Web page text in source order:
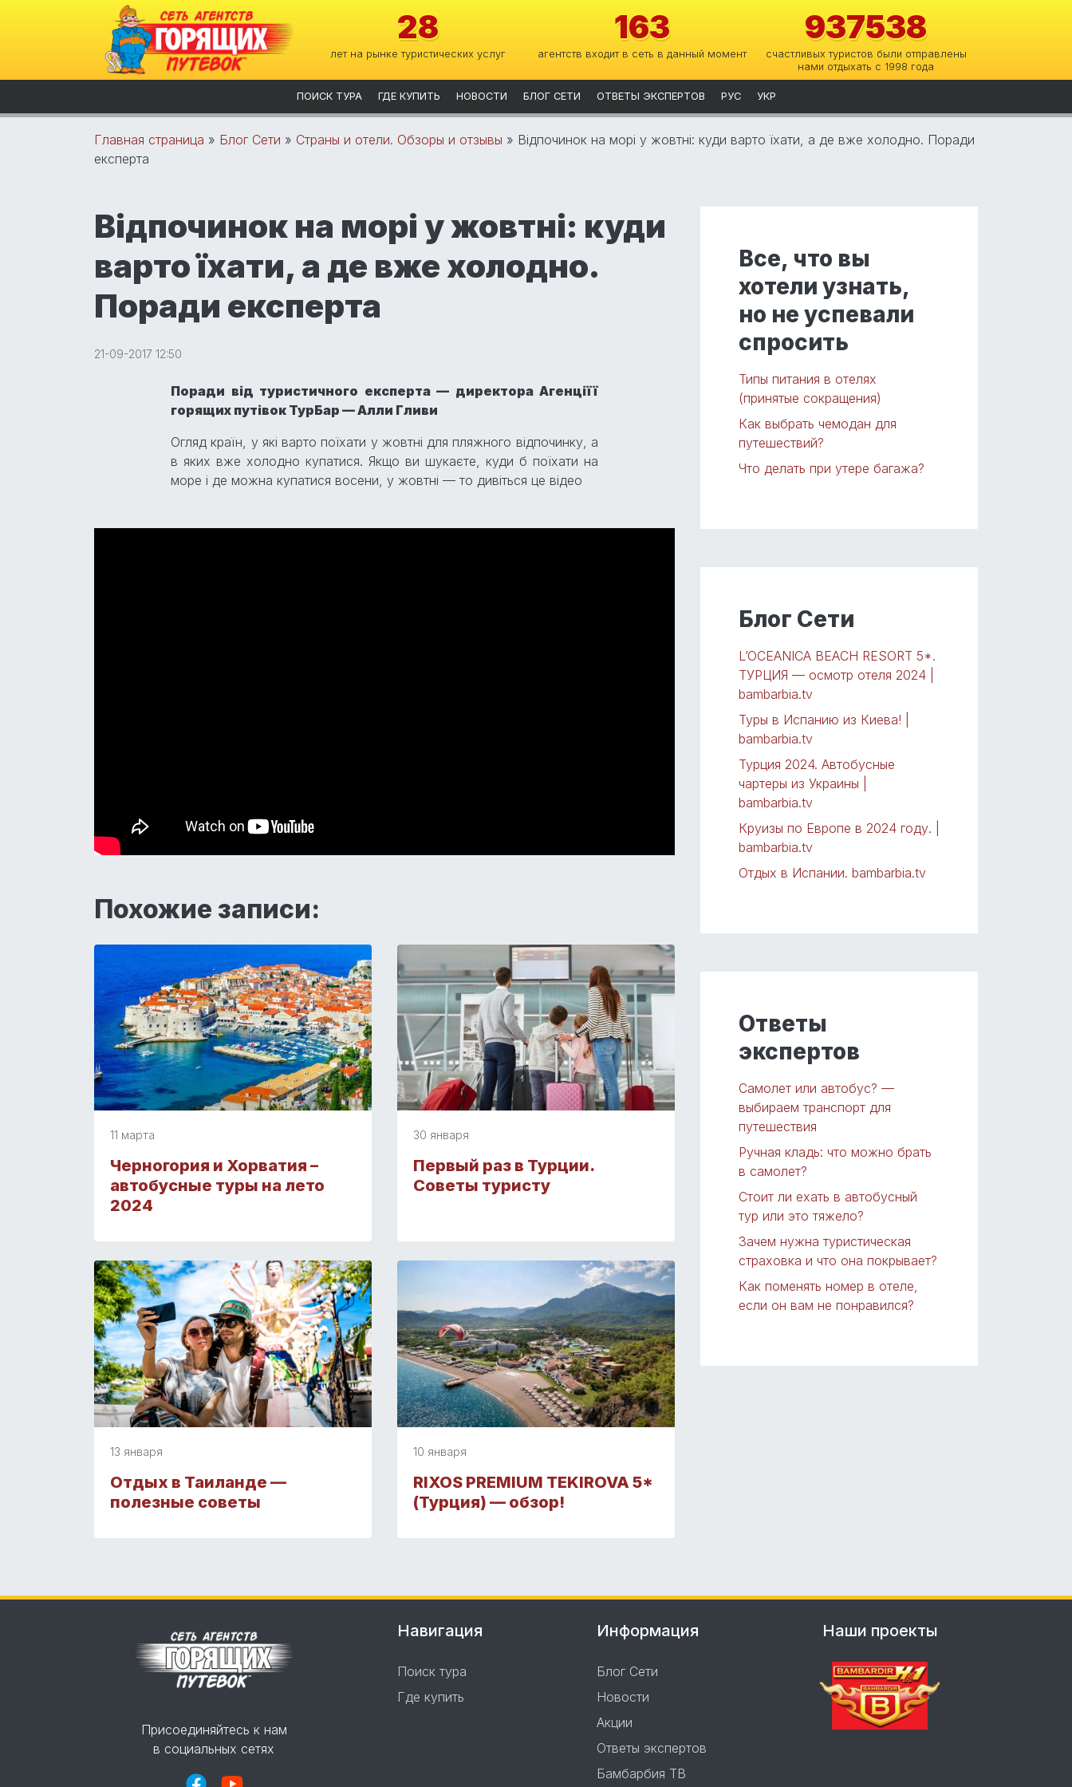
28
лет на рынке туристических услуг
163
агентств входит в сеть в данный момент
937538
счастливых туристов были отправлены
нами отдыхать с 1998 года
ПОИСК ТУРА ГДЕ КУПИТЬ НОВОСТИ БЛОГ СЕТИ ОТВЕТЫ ЭКСПЕРТОВ РУС УКР
Главная страница » Блог Сети » Страны и отели. Обзоры и отзывы » Відпочинок на морі у жовтні: куди варто їхати, а де вже холодно. Поради
експерта
Відпочинок на морі у жовтні: куди
варто їхати, а де вже холодно.
Поради експерта
21-09-2017 12:50
Поради від туристичного експерта — директора Агенціїї
горящих путівок ТурБар — Алли Гливи
Огляд країн, у які варто поїхати у жовтні для пляжного відпочинку, а
в яких вже холодно купатися. Якщо ви шукаєте, куди б поїхати на
море і де можна купатися восени, у жовтні — то дивіться це відео
Похожие записи:
11 марта
Черногория и Хорватия –
автобусные туры на лето
2024
30 января
Первый раз в Турции.
Советы туристу
13 января
Отдых в Таиланде —
полезные советы
10 января
RIXOS PREMIUM TEKIROVA 5*
(Турция) — обзор!
Все, что вы
хотели узнать,
но не успевали
спросить
Типы питания в отелях
(принятые сокращения)
Как выбрать чемодан для
путешествий?
Что делать при утере багажа?
Блог Сети
L’OCEANICA BEACH RESORT 5*.
ТУРЦИЯ — осмотр отеля 2024 |
bambarbia.tv
Туры в Испанию из Киева! |
bambarbia.tv
Турция 2024. Автобусные
чартеры из Украины |
bambarbia.tv
Круизы по Европе в 2024 году. |
bambarbia.tv
Отдых в Испании. bambarbia.tv
Ответы
экспертов
Самолет или автобус? —
выбираем транспорт для
путешествия
Ручная кладь: что можно брать
в самолет?
Стоит ли ехать в автобусный
тур или это тяжело?
Зачем нужна туристическая
страховка и что она покрывает?
Как поменять номер в отеле,
если он вам не понравился?
Навигация
Поиск тура
Где купить
Информация
Блог Сети
Новости
Акции
Ответы экспертов
Бамбарбия ТВ
Наши проекты
Присоединяйтесь к нам
в социальных сетях